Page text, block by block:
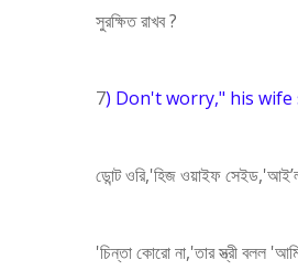
সুরক্ষিত রাখব ?
7) Don't worry," his
ডোন্ট ওরি,'হিজ ওয়াইফ
'চিন্তা কোরো না,'তার স্ত্রী বলল